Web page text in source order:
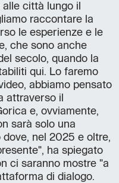
città lungo il
raccontare la
le esperienze e le
che sono anche
secolo, quando la
qui. Lo faremo
abbiamo pensato
attraverso il
e, ovviamente,
sarà solo una
nel 2025 e oltre,
ha spiegato
ci saranno mostre "a
di dialogo.